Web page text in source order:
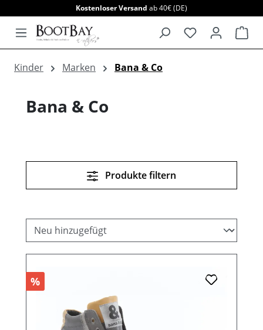
Kostenloser Versand ab 40€ (DE)
Kinder Marken Bana & Co
Bana & Co
Produkte filtern
%